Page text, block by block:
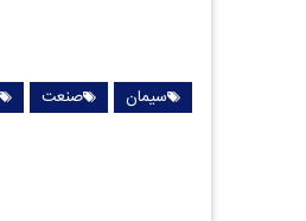
سیمان صنعت